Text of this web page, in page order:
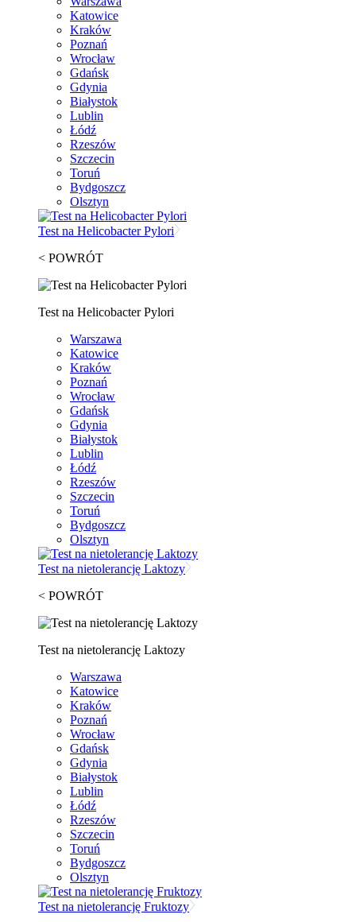
Katowice
Kraków
Poznań
Wrocław
Gdańsk
Gdynia
Białystok
Lublin
Łódź
Rzeszów
Szczecin
Toruń
Bydgoszcz
Olsztyn
Test na Helicobacter Pylori
< POWRÓT
Test na Helicobacter Pylori
Warszawa
Katowice
Kraków
Poznań
Wrocław
Gdańsk
Gdynia
Białystok
Lublin
Łódź
Rzeszów
Szczecin
Toruń
Bydgoszcz
Olsztyn
Test na nietolerancję Laktozy
< POWRÓT
Test na nietolerancję Laktozy
Warszawa
Katowice
Kraków
Poznań
Wrocław
Gdańsk
Gdynia
Białystok
Lublin
Łódź
Rzeszów
Szczecin
Toruń
Bydgoszcz
Olsztyn
Test na nietolerancję Fruktozy